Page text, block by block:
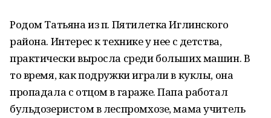
Родом Татьяна из п. Пятилетка Иглинского
района. Интерес к технике у нее с детства,
практически выросла среди больших машин. В
то время, как подружки играли в куклы, она
пропадала с отцом в гараже. Папа работал
бульдозеристом в леспромхозе, мама учитель